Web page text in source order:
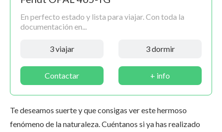
En perfecto estado y lista para viajar. Con toda la
documentación en...
3 viajar 3 dormir
Contactar + info
Te deseamos suerte y que consigas ver este hermoso
fenómeno de la naturaleza. Cuéntanos si ya has realizado